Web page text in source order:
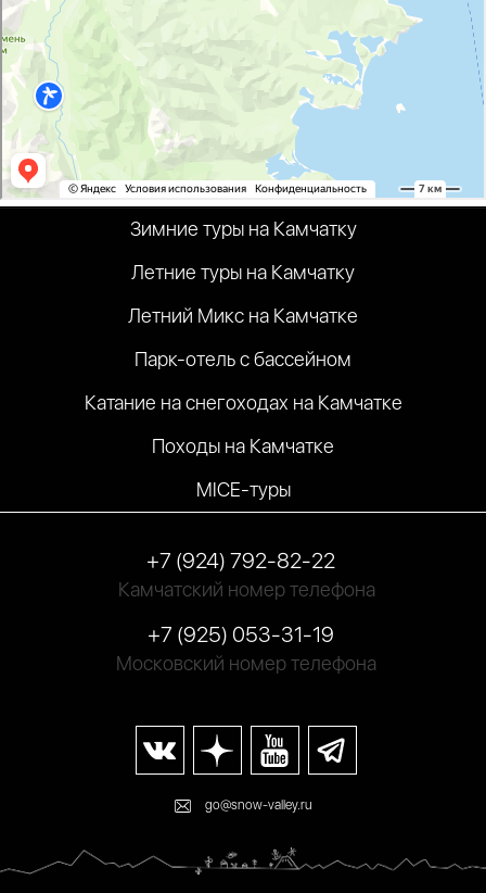
Зимние туры на Камчатку
Летние туры на Камчатку
Летний Микс на Камчатке
Парк-отель с бассейном
Катание на снегоходах на Камчатке
Походы на Камчатке
MICE-туры
+7 (924) 792-82-22
Камчатский номер телефона
+7 (925) 053-31-19
Московский номер телефона
go@snow-valley.ru